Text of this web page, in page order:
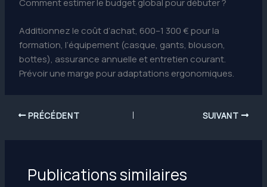
Comment estimer le budget global pour débuter ?
Additionnez le coût d’achat, 600–1 300 € pour la
formation, l’équipement (casque, gants, blouson,
bottes), assurance annuelle et entretien courant.
Prévoir une marge pour adaptations ergonomiques.
PRÉCÉDENT SUIVANT
Publications similaires